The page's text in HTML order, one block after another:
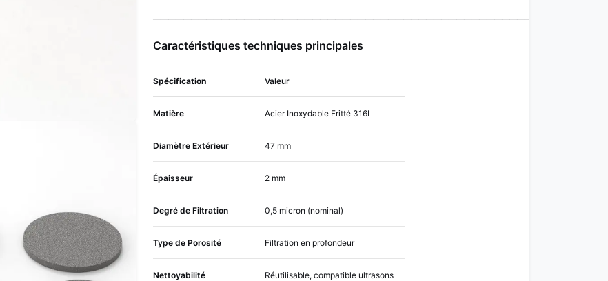
────────────────────────────────────────────────────────────
Caractéristiques techniques principales
Spécification Valeur
Matière Acier Inoxydable Fritté 316L
Diamètre Extérieur 47 mm
Épaisseur 2 mm
Degré de Filtration 0,5 micron (nominal)
Type de Porosité Filtration en profondeur
Nettoyabilité Réutilisable, compatible ultrasons